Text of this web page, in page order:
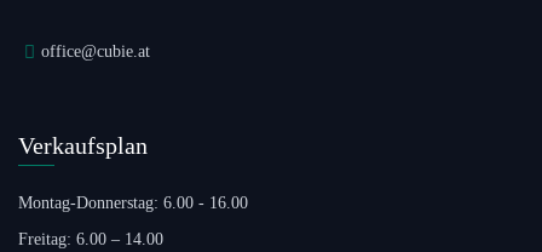
office@cubie.at
Verkaufsplan
Montag-Donnerstag: 6.00 - 16.00
Freitag: 6.00 – 14.00